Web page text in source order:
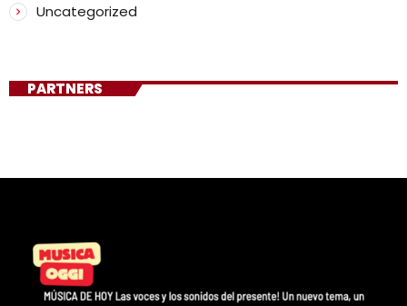
Uncategorized
PARTNERS